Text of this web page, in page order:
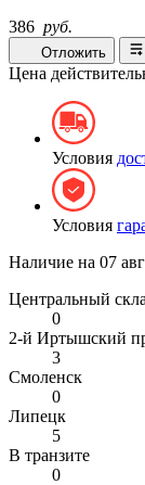
386 руб.
Отложить
Цена
Условия
Условия
Наличие на 07
Центральный
0
2-й Иртышский
3
Смоленск
0
Липецк
5
В транзите
0